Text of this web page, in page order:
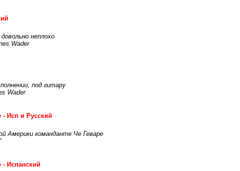
неплохо
Wader
под гитару
Wader
- Исп и Русский
Америки команданте Че Геваре
- Испанский